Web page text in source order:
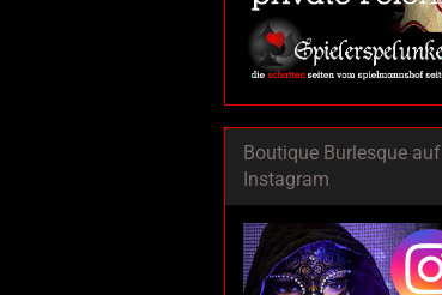
Boutique Burlesque auf
Instagram